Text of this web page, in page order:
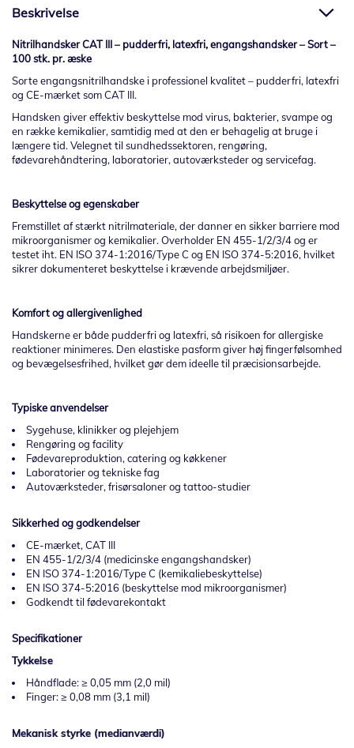
Beskrivelse
Nitrilhandsker CAT III – pudderfri, latexfri, engangshandsker – Sort –
100 stk. pr. æske
Sorte engangsnitrilhandske i professionel kvalitet – pudderfri, latexfri
og CE-mærket som CAT III.
Handsken giver effektiv beskyttelse mod virus, bakterier, svampe og
en række kemikalier, samtidig med at den er behagelig at bruge i
længere tid. Velegnet til sundhedssektoren, rengøring,
fødevarehåndtering, laboratorier, autoværksteder og servicefag.
Beskyttelse og egenskaber
Fremstillet af stærkt nitrilmateriale, der danner en sikker barriere mod
mikroorganismer og kemikalier. Overholder EN 455-1/2/3/4 og er
testet iht. EN ISO 374-1:2016/Type C og EN ISO 374-5:2016, hvilket
sikrer dokumenteret beskyttelse i krævende arbejdsmiljøer.
Komfort og allergivenlighed
Handskerne er både pudderfri og latexfri, så risikoen for allergiske
reaktioner minimeres. Den elastiske pasform giver høj fingerfølsomhed
og bevægelsesfrihed, hvilket gør dem ideelle til præcisionsarbejde.
Typiske anvendelser
Sygehuse, klinikker og plejehjem
Rengøring og facility
Fødevareproduktion, catering og køkkener
Laboratorier og tekniske fag
Autoværksteder, frisørsaloner og tattoo-studier
Sikkerhed og godkendelser
CE-mærket, CAT III
EN 455-1/2/3/4 (medicinske engangshandsker)
EN ISO 374-1:2016/Type C (kemikaliebeskyttelse)
EN ISO 374-5:2016 (beskyttelse mod mikroorganismer)
Godkendt til fødevarekontakt
Specifikationer
Tykkelse
Håndflade: ≥ 0,05 mm (2,0 mil)
Finger: ≥ 0,08 mm (3,1 mil)
Mekanisk styrke (medianværdi)